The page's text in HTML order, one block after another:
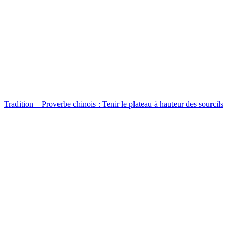
Tradition – Proverbe chinois : Tenir le plateau à hauteur des sourcils